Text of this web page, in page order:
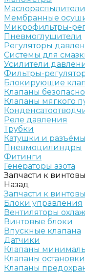
Маслораспылители
Мембранные
Микрофильтры-
Пневмоглушители
Регуляторы
Системы для
Усилители
Фильтры-
Блокирующие
Клапаны
Клапаны мягкого
Реле давления
Трубки
Катушки и разъёмы
Пневмоцилиндры
Фитинги
Генераторы азота
Запчасти к
Назад
Запчасти к
Блоки управления
Вентиляторы
Винтовые блоки
Впускные клапана
Датчики
Клапаны
Клапаны
Клапаны